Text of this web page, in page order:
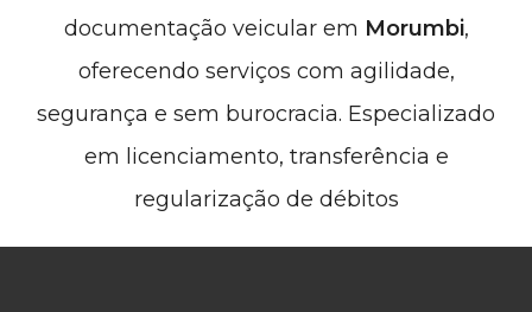
documentação veicular em Morumbi,
oferecendo serviços com agilidade,
segurança e sem burocracia. Especializado
em licenciamento, transferência e
regularização de débitos